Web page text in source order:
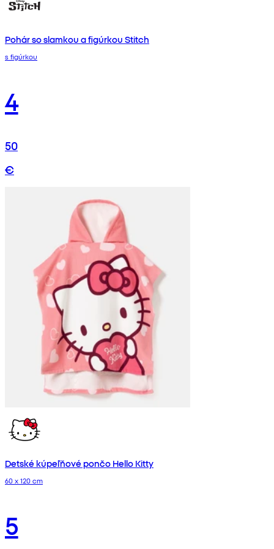
Pohár so slamkou a figúrkou Stitch
s figúrkou
4
50
€
Detské kúpeľňové pončo Hello Kitty
60 x 120 cm
5